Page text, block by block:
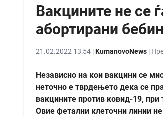
Вакцините не се
абортирани
21.02.2022 13:54 |KumanovoNews |
Независно на кои вакцини се
неточно е тврдењето дека се
вакцините против ковид-19,
Овие фетални клеточни линии